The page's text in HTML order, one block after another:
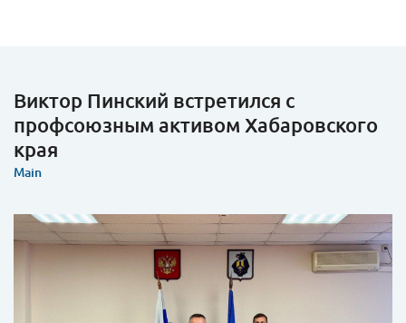
Виктор Пинский встретился с
профсоюзным активом Хабаровского
края
Main